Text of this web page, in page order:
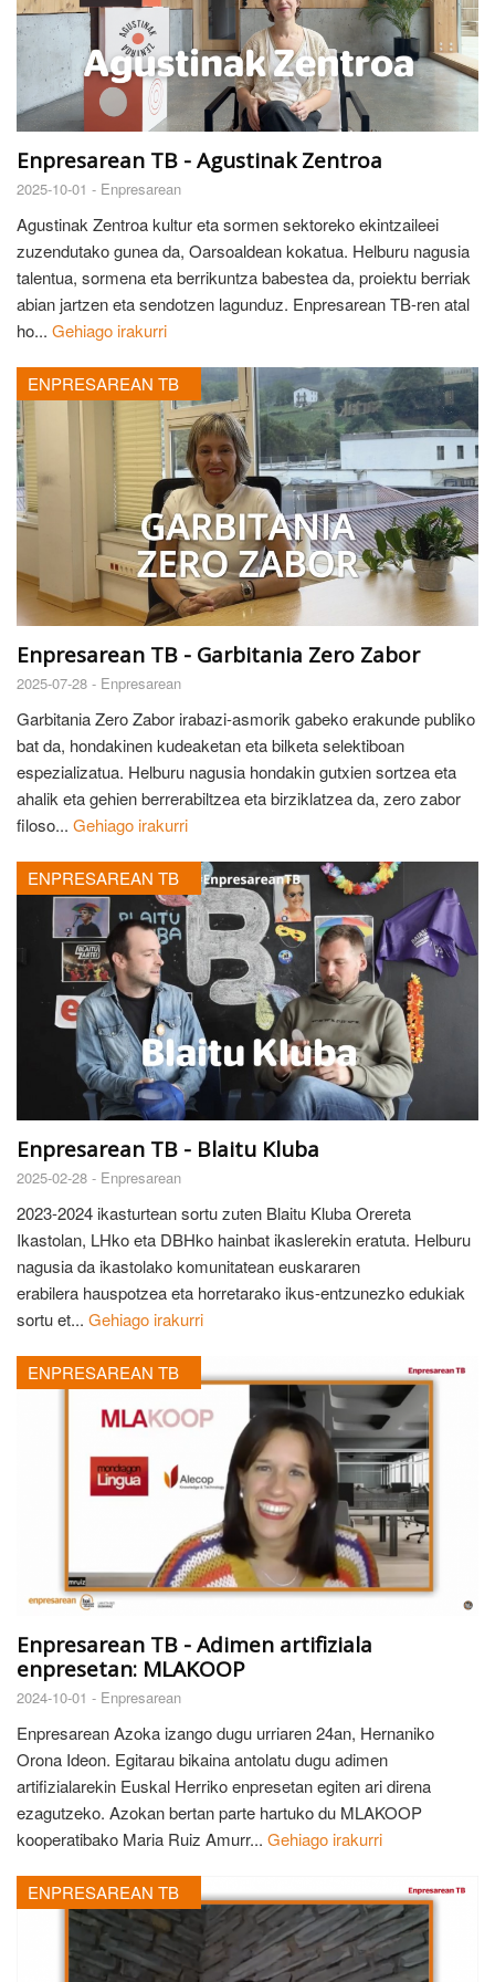
Enpresarean TB - Agustinak Zentroa
2025-10-01 - Enpresarean
Agustinak Zentroa kultur eta sormen sektoreko ekintzaileei
zuzendutako gunea da, Oarsoaldean kokatua. Helburu nagusia
talentua, sormena eta berrikuntza babestea da, proiektu berriak
abian jartzen eta sendotzen lagunduz. Enpresarean TB-ren atal
ho... Gehiago irakurri
ENPRESAREAN TB
Enpresarean TB - Garbitania Zero Zabor
2025-07-28 - Enpresarean
Garbitania Zero Zabor irabazi-asmorik gabeko erakunde publiko
bat da, hondakinen kudeaketan eta bilketa selektiboan
espezializatua. Helburu nagusia hondakin gutxien sortzea eta
ahalik eta gehien berrerabiltzea eta birziklatzea da, zero zabor
filoso... Gehiago irakurri
ENPRESAREAN TB
Enpresarean TB - Blaitu Kluba
2025-02-28 - Enpresarean
2023-2024 ikasturtean sortu zuten Blaitu Kluba Orereta
Ikastolan, LHko eta DBHko hainbat ikaslerekin eratuta. Helburu
nagusia da ikastolako komunitatean euskararen
erabilera hauspotzea eta horretarako ikus-entzunezko edukiak
sortu et... Gehiago irakurri
ENPRESAREAN TB
Enpresarean TB - Adimen artifiziala
enpresetan: MLAKOOP
2024-10-01 - Enpresarean
Enpresarean Azoka izango dugu urriaren 24an, Hernaniko
Orona Ideon. Egitarau bikaina antolatu dugu adimen
artifizialarekin Euskal Herriko enpresetan egiten ari direna
ezagutzeko. Azokan bertan parte hartuko du MLAKOOP
kooperatibako Maria Ruiz Amurr... Gehiago irakurri
ENPRESAREAN TB